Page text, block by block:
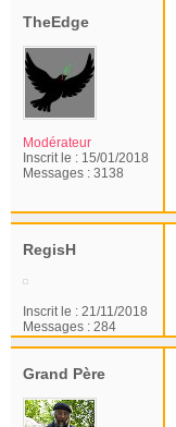
TheEdge
Modérateur
Inscrit le : 15/01/2018
Messages : 3138
RegisH
Inscrit le : 21/11/2018
Messages : 284
Grand Père